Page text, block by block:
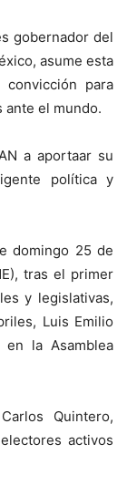
gobernador del
asume esta
para
el mundo.
a aportaar su
política y
domingo 25 de
tras el primer
y legislativas,
Luis Emilio
la Asamblea
Quintero,
activos